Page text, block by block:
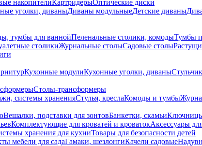
накопителиКартридерыОптические диски
уголки, диваныДиваны модульныеДетские диваны
тумбы для ваннойПеленальные столики, комодыТумбы
столикиЖурнальные столыСадовые столы
Кухонные модулиКухонные уголки, диваны
Столы-трансформеры
системы храненияСтулья, креслаКомоды и тумбы
Вешалки, подставки для зонтовБанкетки, скамьи
Комплектующие для кроватей и кроватокАксессуары
хранения для кухниТовары для безопасности детей
мебели для садаГамаки, шезлонгиКачели садовые